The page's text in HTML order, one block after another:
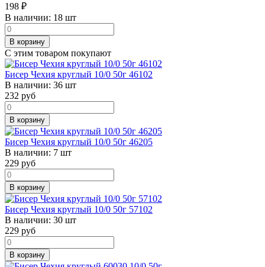
198 ₽
В наличии: 18 шт
В корзину
С этим товаром покупают
Бисер Чехия круглый 10/0 50г 46102
В наличии: 36 шт
232 руб
В корзину
Бисер Чехия круглый 10/0 50г 46205
В наличии: 7 шт
229 руб
В корзину
Бисер Чехия круглый 10/0 50г 57102
В наличии: 30 шт
229 руб
В корзину